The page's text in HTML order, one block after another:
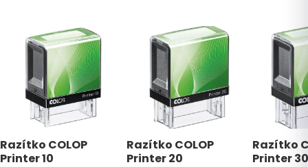
Razítko COLOP
Printer 10
Razítko COLOP
Printer 20
Razítko
Printer